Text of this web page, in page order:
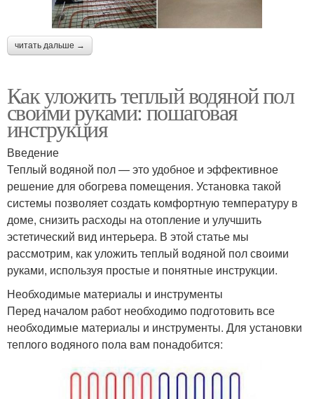
читать дальше →
Как уложить теплый водяной пол
своими руками: пошаговая
инструкция
Введение
Теплый водяной пол — это удобное и эффективное
решение для обогрева помещения. Установка такой
системы позволяет создать комфортную температуру в
доме, снизить расходы на отопление и улучшить
эстетический вид интерьера. В этой статье мы
рассмотрим, как уложить теплый водяной пол своими
руками, используя простые и понятные инструкции.
Необходимые материалы и инструменты
Перед началом работ необходимо подготовить все
необходимые материалы и инструменты. Для установки
теплого водяного пола вам понадобится: